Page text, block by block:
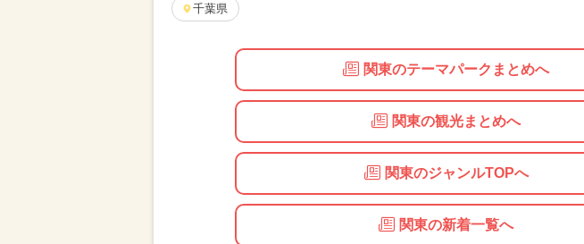
千葉県
関東のテーマパークまとめへ
関東の観光まとめへ
関東のジャンルTOPへ
関東の新着一覧へ